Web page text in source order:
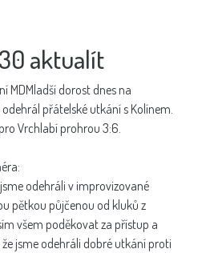
aktualít
MDMladší dorost dnes na
přátelské utkání s Kolínem.
Vrchlabí prohrou 3:6.
odehráli v improvizované
pětkou půjčenou od kluků z
všem poděkovat za přístup a
jsme odehráli dobré utkání proti